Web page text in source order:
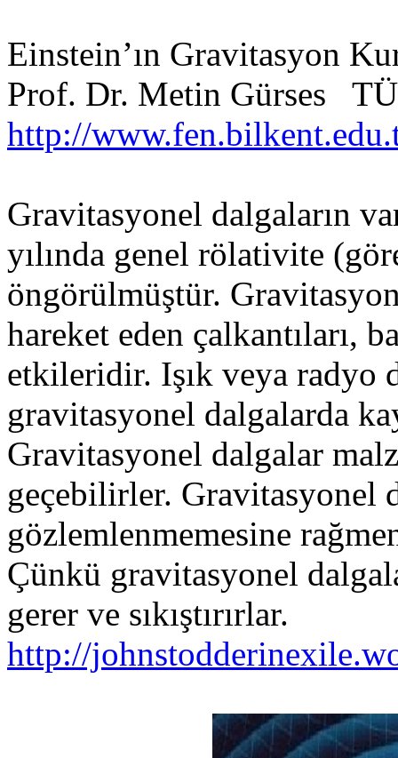
Einstein’ın Gravitasyon
Prof. Dr. Metin Gürses
http://
Gravitasyonel dalgaların
yılında genel rölativite
öngörülmüştür.
hareket eden çalkantıları,
etkileridir. Işık veya radyo
gravitasyonel dalgalarda
Gravitasyonel dalgalar
geçebilirler. Gravitasyonel
gözlemlenmemesine
Çünkü gravitasyonel
gerer ve sıkıştırırlar.
http://